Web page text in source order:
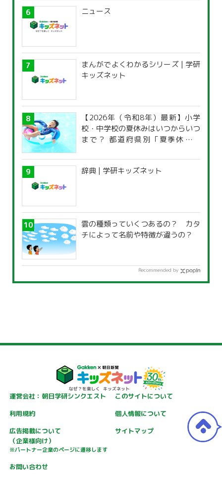
ニュース
まんがでよくわかるシリーズ | 学研
キッズネット
【2026年（令和8年）最新】小学
校・中学校の夏休みはいつからいつ
まで？ 都道府県別「夏季休暇一
辞典 | 学研キッズネット
雲の種類っていくつあるの？ カタ
チによって名前や特徴が違うの？
Recommended by
運営会社：朝日学研シンクエスト
このサイトについて
利用規約
個人情報について
広告掲載について
（企業様向け）
※パートナー企業のページに遷移します
サイトマップ
お問い合わせ